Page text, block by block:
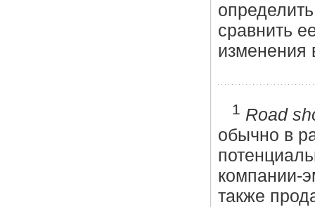
сравнить
изменения
1 Road
обычно в
компании-
также